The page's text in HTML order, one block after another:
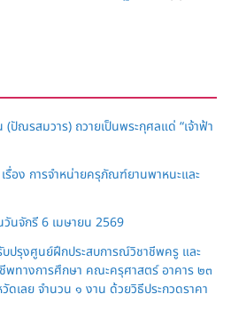
ณรสมวาร) ถวายเป็นพระกุศลแด่ “เจ้าฟ้า
รื่อง การจำหน่ายครุภัณฑ์ยานพาหนะและ
วันจักรี 6 เมษายน 2569
บปรุงศูนย์ฝึกประสบการณ์วิชาชีพครู และ
พทางการศึกษา คณะครุศาสตร์ อาคาร ๒๓
ดเลย จำนวน ๑ งาน ด้วยวิธีประกวดราคา